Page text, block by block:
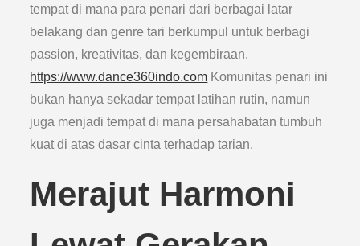
tempat di mana para penari dari berbagai latar
belakang dan genre tari berkumpul untuk berbagi
passion, kreativitas, dan kegembiraan.
https://www.dance360indo.com Komunitas penari ini
bukan hanya sekadar tempat latihan rutin, namun
juga menjadi tempat di mana persahabatan tumbuh
kuat di atas dasar cinta terhadap tarian.
Merajut Harmoni